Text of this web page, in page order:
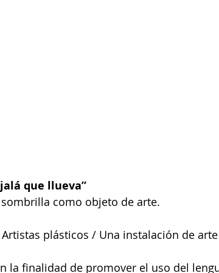
que llueva”
sombrilla como objeto de arte.
Artistas plásticos / Una instalación de
la finalidad de promover el uso del